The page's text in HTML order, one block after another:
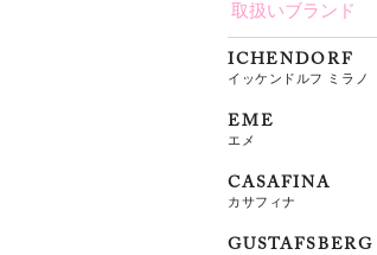
取扱いブランド
ICHENDORF
イッケンドルフ ミラノ
EME
エメ
CASAFINA
カサフィナ
GUSTAFSBERG